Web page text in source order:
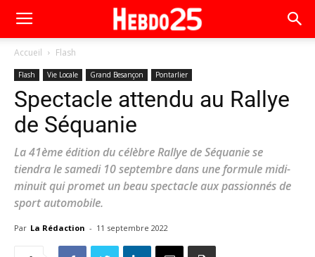
Accueil Flash
Flash Vie Locale Grand Besançon Pontarlier
Spectacle attendu au Rallye
de Séquanie
La 41ème édition du célèbre Rallye de Séquanie se
tiendra le samedi 10 septembre dans une formule midi-
minuit qui promet un beau spectacle aux passionnés de
sport automobile.
Par La Rédaction - 11 septembre 2022